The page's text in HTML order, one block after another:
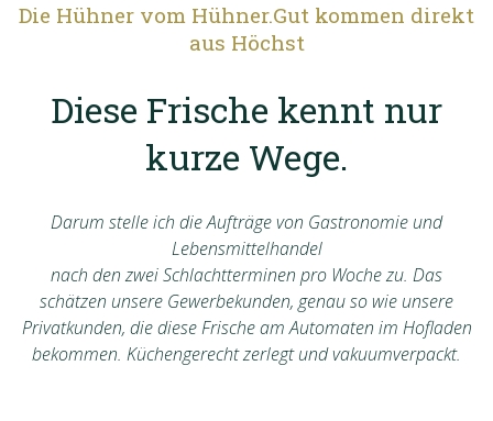
Die Hühner vom Hühner.Gut kommen direkt
aus Höchst
Diese Frische kennt nur
kurze Wege.
Darum stelle ich die Aufträge von Gastronomie und
Lebensmittelhandel
nach den zwei Schlachtterminen pro Woche zu. Das
schätzen unsere Gewerbekunden, genau so wie unsere
Privatkunden, die diese Frische am Automaten im Hofladen
bekommen. Küchengerecht zerlegt und vakuumverpackt.